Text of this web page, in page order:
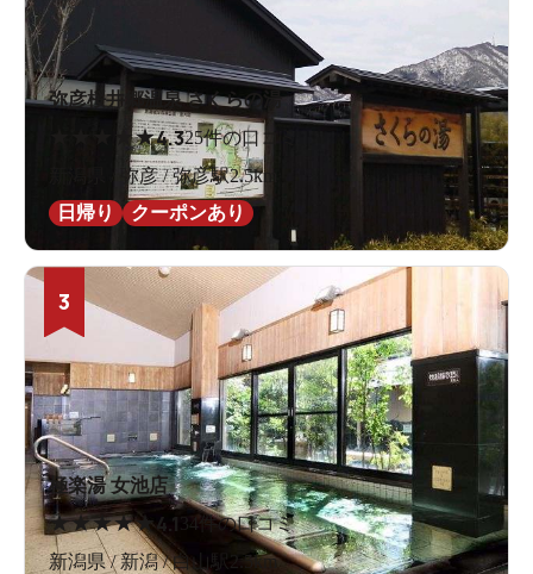
弥彦桜井郷温泉 さくらの湯
★★4.325件の口コミ
新潟県 / 弥彦 / 弥彦駅2.5km
日帰り
クーポンあり
3
極楽湯 女池店
★★★★★4.1
34件の口コミ
新潟県 / 新潟 / 白山駅2.5km